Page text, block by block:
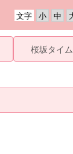
文字
桜坂タイム